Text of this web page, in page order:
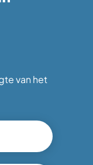
van het